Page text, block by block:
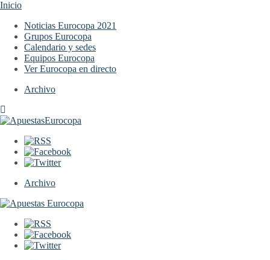
Inicio
Noticias Eurocopa 2021
Grupos Eurocopa
Calendario y sedes
Equipos Eurocopa
Ver Eurocopa en directo
Archivo
Archivo